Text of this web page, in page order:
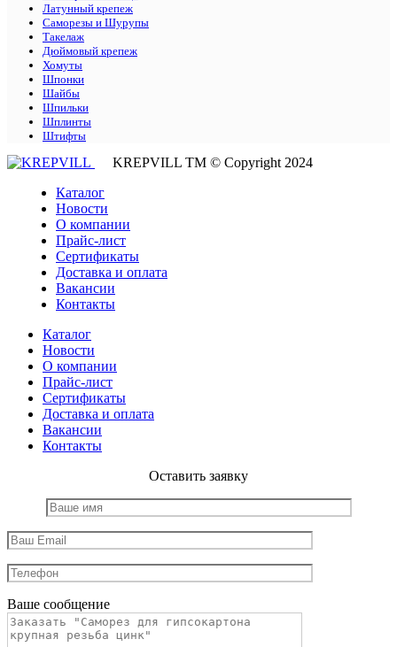
Латунный крепеж
Саморезы и Шурупы
Такелаж
Дюймовый крепеж
Хомуты
Шпонки
Шайбы
Шпильки
Шплинты
Штифты
KREPVILL ТМ © Copyright 2024
Каталог
Новости
О компании
Прайс-лист
Сертификаты
Доставка и оплата
Вакансии
Контакты
Каталог
Новости
О компании
Прайс-лист
Сертификаты
Доставка и оплата
Вакансии
Контакты
Оставить заявку
Ваше сообщение